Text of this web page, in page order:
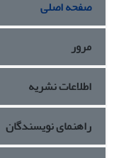
صفحه اصلی
مرور
اطلاعات نشریه
راهنمای نویسندگان